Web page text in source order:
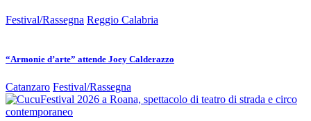
Festival/Rassegna Reggio Calabria
“Armonie d’arte” attende Joey Calderazzo
Catanzaro Festival/Rassegna